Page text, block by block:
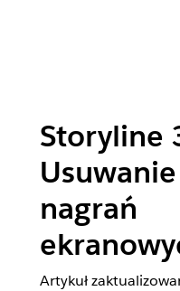
Storyline
Usuwanie
nagrań
Artykuł